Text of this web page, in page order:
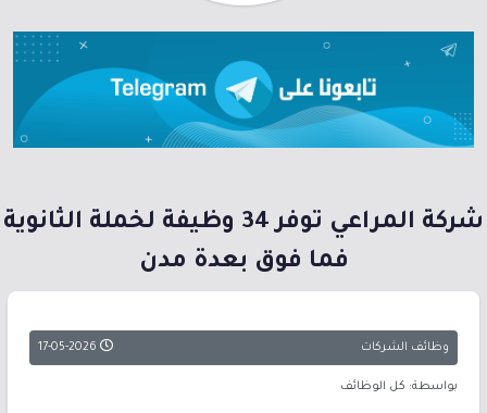
شركة المراعي توفر 34 وظيفة لخملة الثانوية
فما فوق بعدة مدن
وظائف الشركات 17-05-2026
بواسطة: كل الوظائف